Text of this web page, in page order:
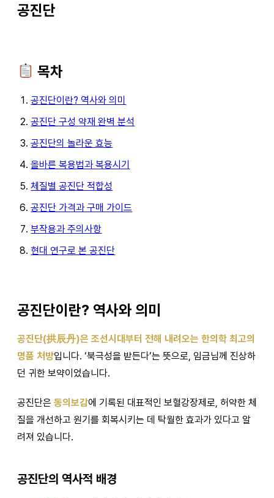
공진단
목차
공진단이란? 역사와 의미
공진단 구성 약재 완벽 분석
공진단의 놀라운 효능
올바른 복용법과 복용시기
체질별 공진단 적합성
공진단 가격과 구매 가이드
부작용과 주의사항
현대 연구로 본 공진단
공진단이란? 역사와 의미
공진단(拱辰丹)은 조선시대부터 전해 내려오는 한의학 최고의
명품 처방입니다. ‘북극성을 받든다’는 뜻으로, 임금님께 진상하
던 귀한 보약이었습니다.
공진단은 동의보감에 기록된 대표적인 보혈강장제로, 허약한 체
질을 개선하고 원기를 회복시키는 데 탁월한 효과가 있다고 알
려져 있습니다.
공진단의 역사적 배경